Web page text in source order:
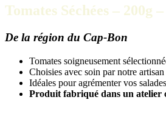
De la région du Cap-Bon
Tomates soigneusement
Choisies avec soin par notre
Idéales pour agrémenter vos
Produit fabriqué dans un atelier